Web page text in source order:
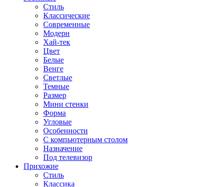
Стиль
Классические
Современные
Модерн
Хай-тек
Цвет
Белые
Венге
Светлые
Темные
Размер
Мини стенки
Форма
Угловые
Особенности
С компьютерным столом
Назначение
Под телевизор
Прихожие
Стиль
Классика